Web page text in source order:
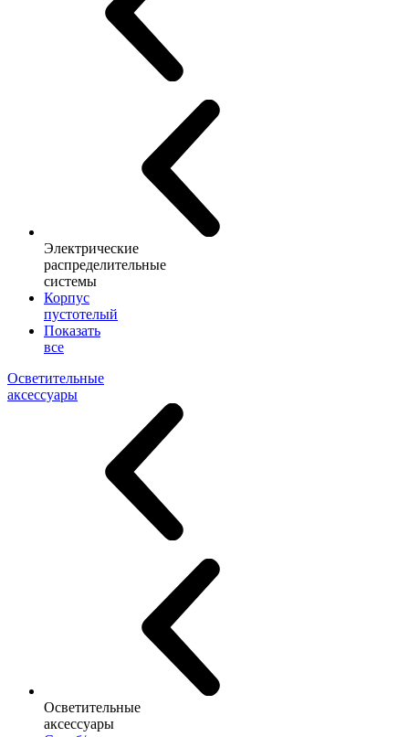
Электрические
распределительные
системы
Корпус
пустотелый
Показать
все
Осветительные
аксессуары
Осветительные
аксессуары